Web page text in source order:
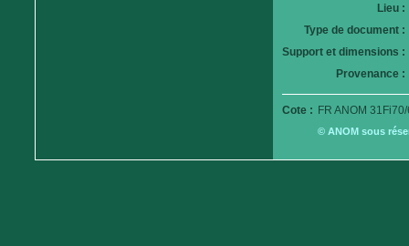
Lieu :
Type de document :
Support et dimensions :
Provenance :
Cote : FR ANOM
© ANOM sous